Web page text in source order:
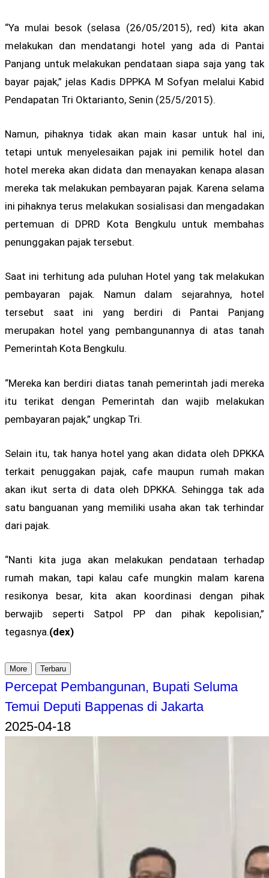
“Ya mulai besok (selasa (26/05/2015), red) kita akan
melakukan dan mendatangi hotel yang ada di Pantai
Panjang untuk melakukan pendataan siapa saja yang tak
bayar pajak,” jelas Kadis DPPKA M Sofyan melalui Kabid
Pendapatan Tri Oktarianto, Senin (25/5/2015).
Namun, pihaknya tidak akan main kasar untuk hal ini,
tetapi untuk menyelesaikan pajak ini pemilik hotel dan
hotel mereka akan didata dan menayakan kenapa alasan
mereka tak melakukan pembayaran pajak. Karena selama
ini pihaknya terus melakukan sosialisasi dan mengadakan
pertemuan di DPRD Kota Bengkulu untuk membahas
penunggakan pajak tersebut.
Saat ini terhitung ada puluhan Hotel yang tak melakukan
pembayaran pajak. Namun dalam sejarahnya, hotel
tersebut saat ini yang berdiri di Pantai Panjang
merupakan hotel yang pembangunannya di atas tanah
Pemerintah Kota Bengkulu.
“Mereka kan berdiri diatas tanah pemerintah jadi mereka
itu terikat dengan Pemerintah dan wajib melakukan
pembayaran pajak,” ungkap Tri.
Selain itu, tak hanya hotel yang akan didata oleh DPKKA
terkait penuggakan pajak, cafe maupun rumah makan
akan ikut serta di data oleh DPKKA. Sehingga tak ada
satu banguanan yang memiliki usaha akan tak terhindar
dari pajak.
“Nanti kita juga akan melakukan pendataan terhadap
rumah makan, tapi kalau cafe mungkin malam karena
resikonya besar, kita akan koordinasi dengan pihak
berwajib seperti Satpol PP dan pihak kepolisian,”
tegasnya.(dex)
More Terbaru
Percepat Pembangunan, Bupati Seluma
Temui Deputi Bappenas di Jakarta
2025-04-18